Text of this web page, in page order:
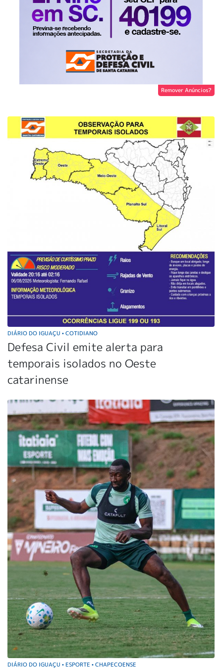
Remover Anúncios?
DIÁRIO DO IGUAÇU • COTIDIANO
Defesa Civil emite alerta para
temporais isolados no Oeste
catarinense
DIÁRIO DO IGUAÇU • ESPORTE • CHAPECOENSE